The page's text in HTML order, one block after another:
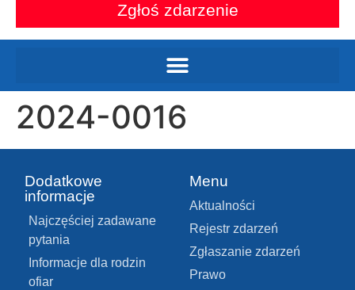
Zgłoś zdarzenie
2024-0016
Dodatkowe
informacje
Najczęściej zadawane
pytania
Informacje dla rodzin
ofiar
Menu
Aktualności
Rejestr zdarzeń
Zgłaszanie zdarzeń
Prawo